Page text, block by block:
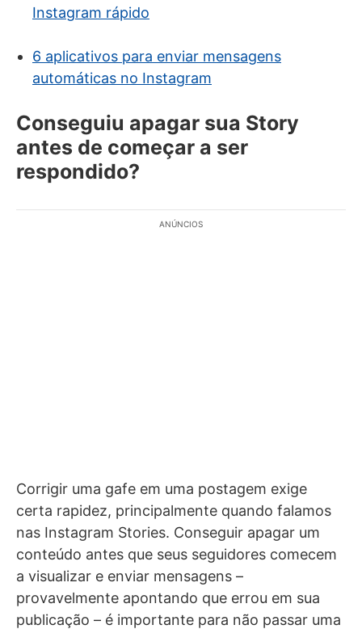
Instagram rápido
6 aplicativos para enviar mensagens
automáticas no Instagram
Conseguiu apagar sua Story
antes de começar a ser
respondido?
ANÚNCIOS
Corrigir uma gafe em uma postagem exige
certa rapidez, principalmente quando falamos
nas Instagram Stories. Conseguir apagar um
conteúdo antes que seus seguidores comecem
a visualizar e enviar mensagens –
provavelmente apontando que errou em sua
publicação – é importante para não passar uma